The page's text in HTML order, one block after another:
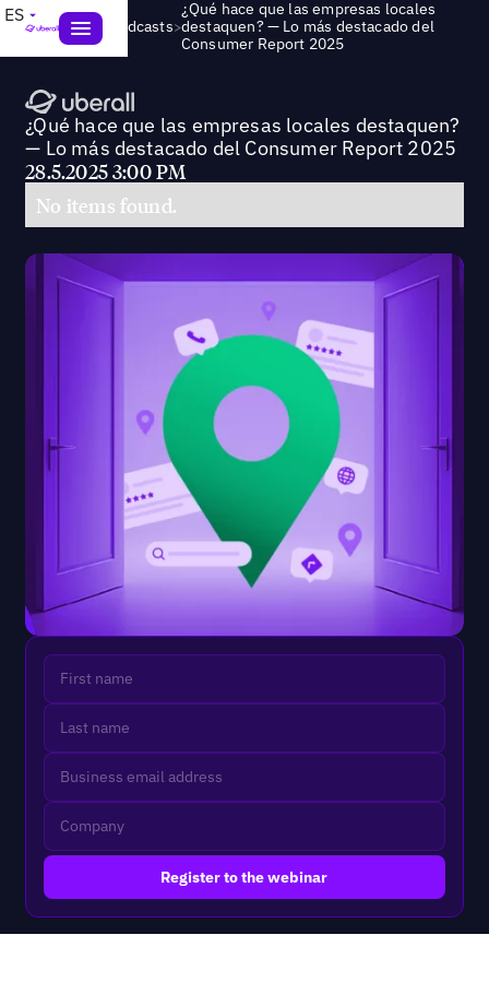
ES
Webinars & Podcasts>
¿Qué hace que las empresas locales
destaquen? — Lo más destacado del
Consumer Report 2025
¿Qué hace que las empresas locales destaquen?
— Lo más destacado del Consumer Report 2025
28.5.2025 3:00 PM
No items found.